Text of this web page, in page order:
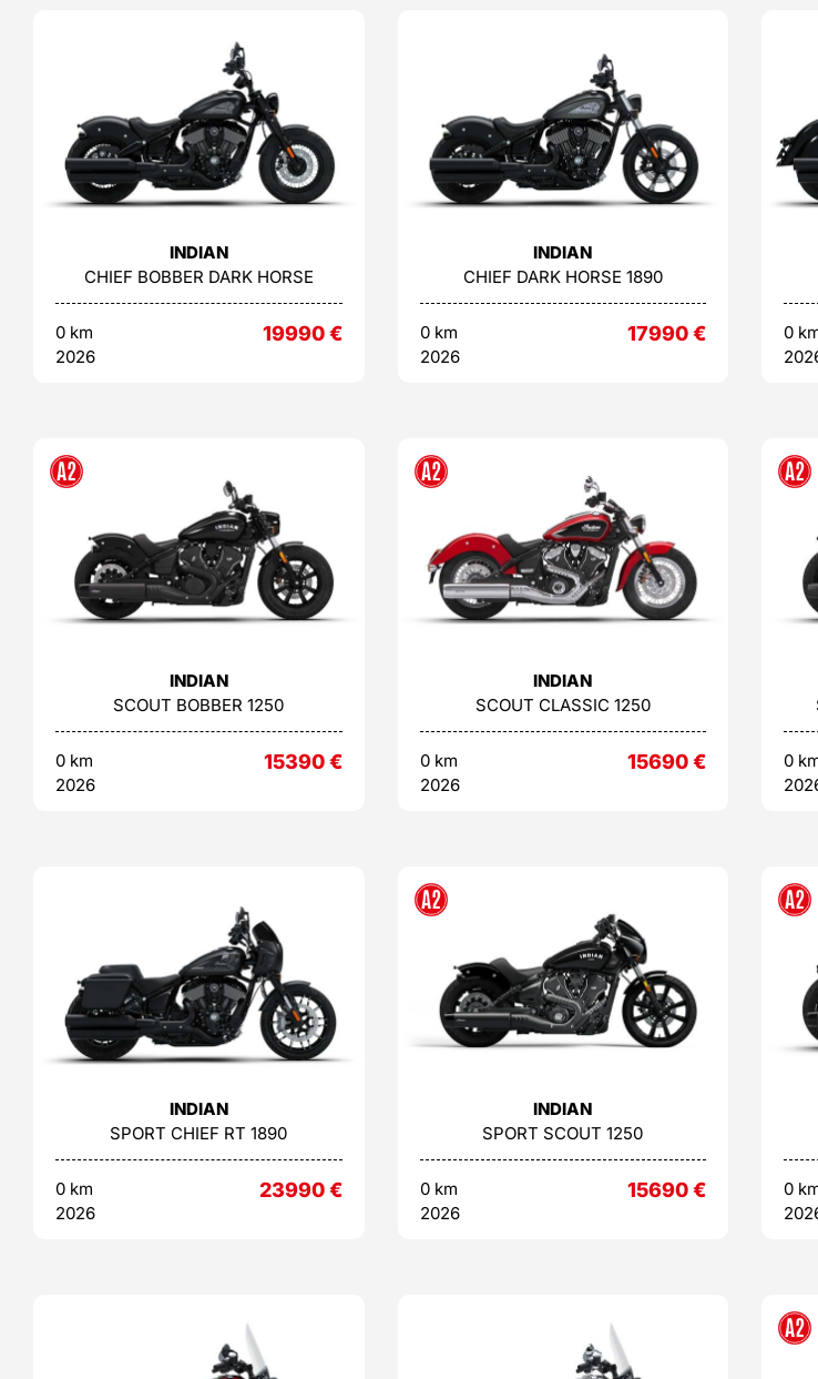
INDIAN
CHIEF BOBBER DARK HORSE
0 km
2026
19990€
INDIAN
CHIEF DARK HORSE 1890
0 km
2026
17990€
0
INDIAN
SCOUT BOBBER 1250
0 km
2026
15390€
INDIAN
SCOUT CLASSIC 1250
0 km
2026
15690€
0
INDIAN
SPORT CHIEF RT 1890
0 km
2026
23990€
INDIAN
SPORT SCOUT 1250
0 km
2026
15690€
0